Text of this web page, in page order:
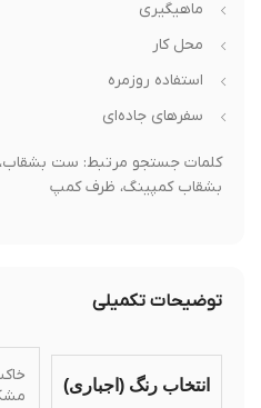
ماهیگیری
محل کار
استفاده روزمره
سفرهای جاده‌ای
کلمات جستجو مرتبط: ست بشقاب، ست
بشقاب کمپینگ، ظرف کمپ
توضیحات تکمیلی
انتخاب رنگ (اجباری)
مشکی,